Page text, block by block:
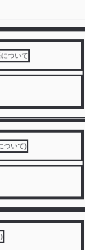
ついて
ついて)